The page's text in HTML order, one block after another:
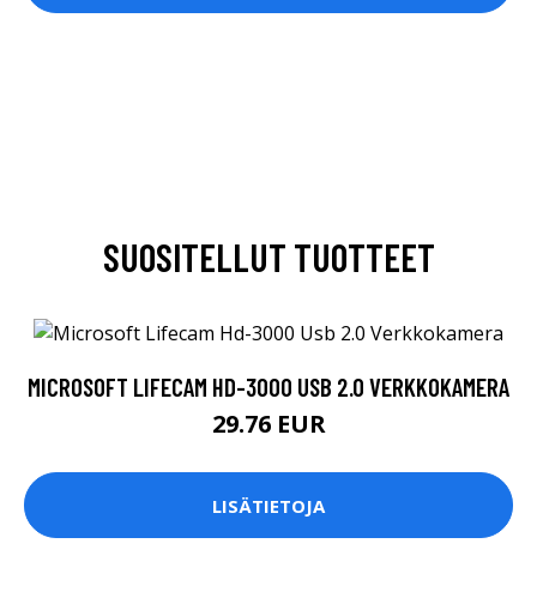
SUOSITELLUT TUOTTEET
MICROSOFT LIFECAM HD-3000 USB 2.0 VERKKOKAMERA
29.76 EUR
LISÄTIETOJA